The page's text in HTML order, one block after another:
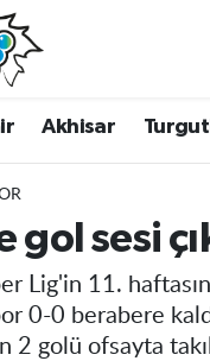
Akhisar
gol sesi
Lig'in 11.
0-0 berabere
2 golü ofsayta
Eczaneler
Yoğunluk Haritası
Puan Durumu ve Fikstür